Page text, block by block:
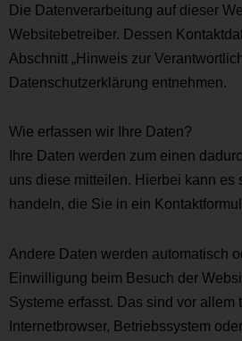
Die Datenverarbeitung auf dieser
Websitebetreiber. Dessen
Abschnitt „Hinweis zur
Datenschutzerklärung entnehmen.
Wie erfassen wir Ihre Daten?
Ihre Daten werden zum einen
uns diese mitteilen. Hierbei kann es
handeln, die Sie in ein
Andere Daten werden automatisch
Einwilligung beim Besuch der
Systeme erfasst. Das sind vor allem
Internetbrowser, Betriebssystem